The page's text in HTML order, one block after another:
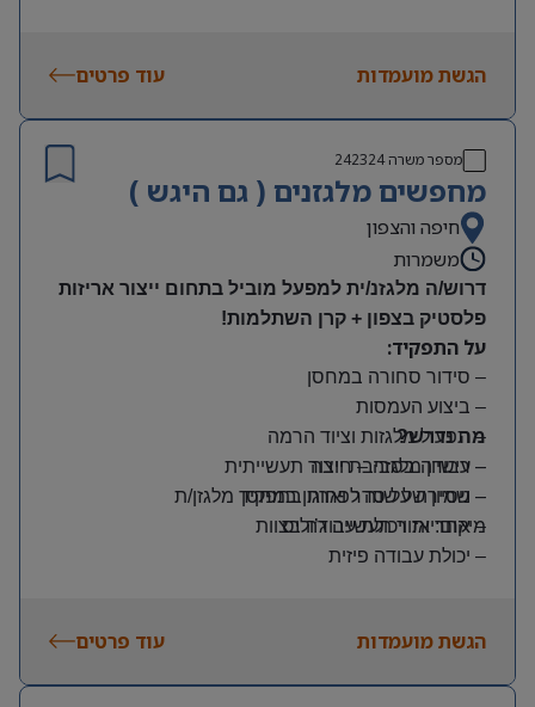
הגשת מועמדות עוד פרטים
מספר משרה242324
מחפשים מלגזנים ( גם היגש )
חיפה והצפון
משמרות
דרוש/ה מלגזנ/ית למפעל מוביל בתחום ייצור אריזות
פלסטיק בצפון + קרן השתלמות!
על התפקיד:
– סידור סחורה במחסן
– ביצוע העמסות
– תפעול מלגזות וציוד הרמה
– עבודה בסביבת ייצור תעשייתית
– שמירה על סדר וארגון במחסן
מה נדרש?
– רישיון מלגזה – חובה
– ניסיון של שנה לפחות בתפקיד מלגזן/ת
– אחריות ויכולת עבודה בצוות
– יכולת עבודה פיזית
משמרות:
מיקום: אזור תעשייה ג’וליס
הגשת מועמדות עוד פרטים